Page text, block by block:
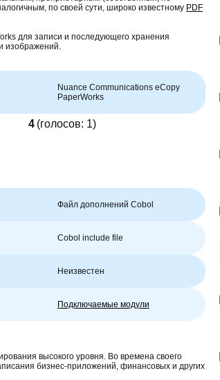
по своей сути, широко известному PDF
для записи и последующего хранения
изображений.
Nuance Communications eCopy
PaperWorks
4 (голосов: 1)
Файл дополнений Cobol
Cobol include file
Неизвестен
Подключаемые модули
высокого уровня. Во времена своего
бизнес-приложений, финансовых и других